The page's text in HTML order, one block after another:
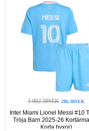
1 002.58SEK 286.30SEK
Inter Miami Lionel Messi #10
Tröja Barn 2025-26
Korta byxor)